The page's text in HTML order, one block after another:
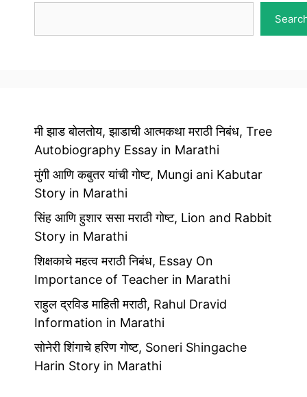
मी झाड बोलतोय, झाडाची आत्मकथा मराठी निबंध, Tree
Autobiography Essay in Marathi
मुंगी आणि कबुतर यांची गोष्ट, Mungi ani Kabutar
Story in Marathi
सिंह आणि हुशार ससा मराठी गोष्ट, Lion and Rabbit
Story in Marathi
शिक्षकाचे महत्व मराठी निबंध, Essay On
Importance of Teacher in Marathi
राहुल द्रविड माहिती मराठी, Rahul Dravid
Information in Marathi
सोनेरी शिंगाचे हरिण गोष्ट, Soneri Shingache
Harin Story in Marathi